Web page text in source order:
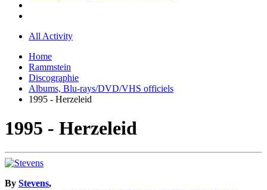
All Activity
Home
Rammstein
Discographie
Albums, Blu-rays/DVD/VHS officiels
1995 - Herzeleid
1995 - Herzeleid
By Stevens,